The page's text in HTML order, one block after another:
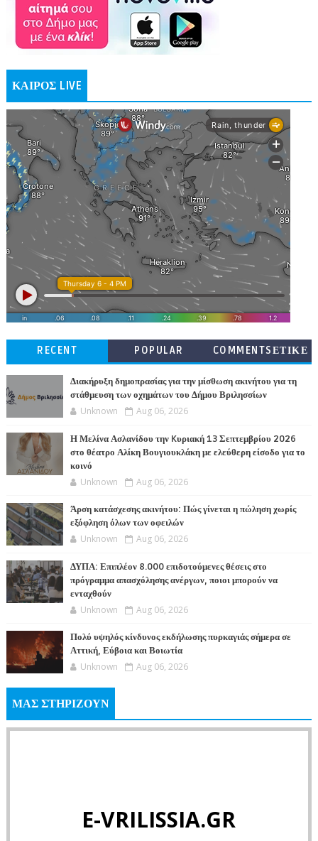
ΚΑΙΡΟΣ LIVE
RECENT POPULAR
COMMENTSΕΤΙΚΕ
Διακήρυξη δημοπρασίας για την μίσθωση ακινήτου για τη
στάθμευση των οχημάτων του Δήμου Βριλησσίων
Unknown Aug 06, 2026
Η Μελίνα Ασλανίδου την Kυριακή 13 Σεπτεμβρίου 2026
στο θέατρο Αλίκη Βουγιουκλάκη με ελεύθερη είσοδο για το
κοινό
Unknown Aug 06, 2026
Άρση κατάσχεσης ακινήτου: Πώς γίνεται η πώληση χωρίς
εξόφληση όλων των οφειλών
Unknown Aug 06, 2026
ΔΥΠΑ: Επιπλέον 8.000 επιδοτούμενες θέσεις στο
πρόγραμμα απασχόλησης ανέργων, ποιοι μπορούν να
ενταχθούν
Unknown Aug 06, 2026
Πολύ υψηλός κίνδυνος εκδήλωσης πυρκαγιάς σήμερα σε
Αττική, Εύβοια και Βοιωτία
Unknown Aug 06, 2026
ΜΑΣ ΣΤΗΡΙΖΟΥΝ
E-VRILISSIA.GR